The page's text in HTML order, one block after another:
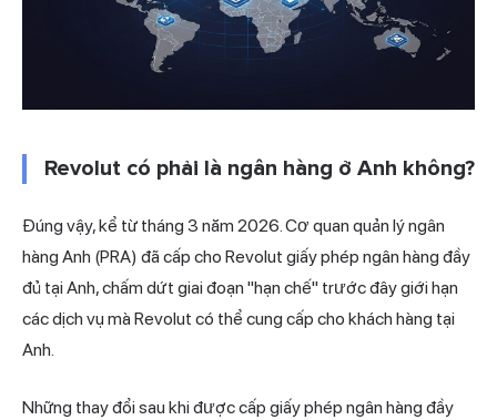
Revolut có phải là ngân hàng ở Anh không?
Đúng vậy, kể từ tháng 3 năm 2026. Cơ quan quản lý ngân
hàng Anh (PRA) đã cấp cho Revolut giấy phép ngân hàng đầy
đủ tại Anh, chấm dứt giai đoạn "hạn chế" trước đây giới hạn
các dịch vụ mà Revolut có thể cung cấp cho khách hàng tại
Anh.
Những thay đổi sau khi được cấp giấy phép ngân hàng đầy